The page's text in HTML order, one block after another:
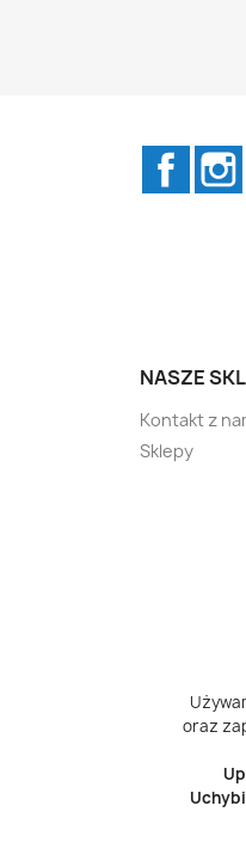
NASZE
Kontakt z
Sklepy
oraz